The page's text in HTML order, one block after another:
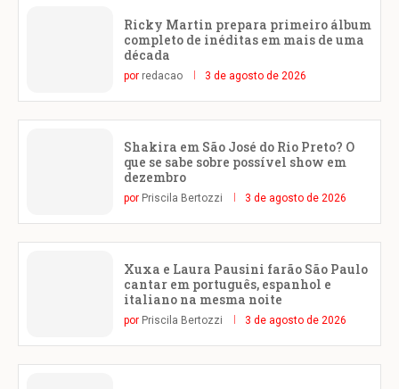
Ricky Martin prepara primeiro álbum
completo de inéditas em mais de uma
década
por redacao 3 de agosto de 2026
Shakira em São José do Rio Preto? O
que se sabe sobre possível show em
dezembro
por Priscila Bertozzi 3 de agosto de 2026
Xuxa e Laura Pausini farão São Paulo
cantar em português, espanhol e
italiano na mesma noite
por Priscila Bertozzi 3 de agosto de 2026